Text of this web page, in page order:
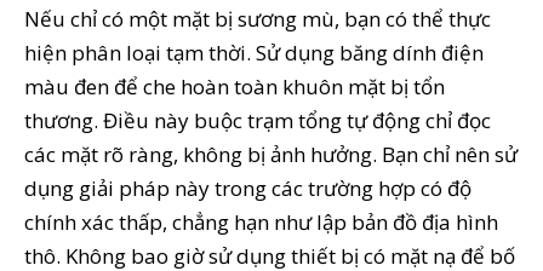
Nếu chỉ có một mặt bị sương mù, bạn có thể thực
hiện phân loại tạm thời. Sử dụng băng dính điện
màu đen để che hoàn toàn khuôn mặt bị tổn
thương. Điều này buộc trạm tổng tự động chỉ đọc
các mặt rõ ràng, không bị ảnh hưởng. Bạn chỉ nên sử
dụng giải pháp này trong các trường hợp có độ
chính xác thấp, chẳng hạn như lập bản đồ địa hình
thô. Không bao giờ sử dụng thiết bị có mặt nạ để bố